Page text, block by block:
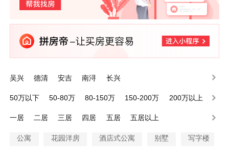
吴兴 德清 安吉 南浔 长兴
50万以下 50-80万 80-150万 150-200万 200万以上
一居 二居 三居 四居 五居 五居以上
公寓 花园洋房 酒店式公寓 别墅 写字楼